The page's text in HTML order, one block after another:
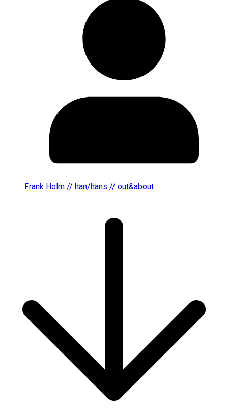
Frank Holm // han/hans // out&about